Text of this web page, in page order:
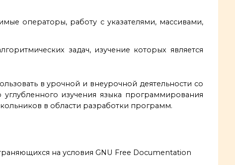
операторы, работу с указателями, массивами,
задач, изучение которых является
в урочной и внеурочной деятельности со
изучения языка программирования
в области разработки программ.
на условия GNU Free Documentation